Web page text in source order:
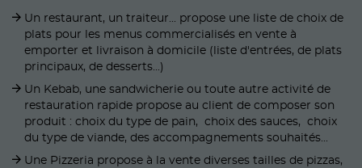
Un restaurant, un traiteur... propose une liste de choix de
plats pour les menus commercialisés en vente à
emporter et livraison à domicile (liste d'entrées, de plats
principaux, de desserts...)
Un Kebab, une sandwicherie ou toute autre activité de
restauration rapide propose au client de composer son
produit : choix du type de pain, choix des sauces, choix
du type de viande, des accompagnements souhaités...
Une Pizzeria propose à la vente diverses tailles de pizzas,